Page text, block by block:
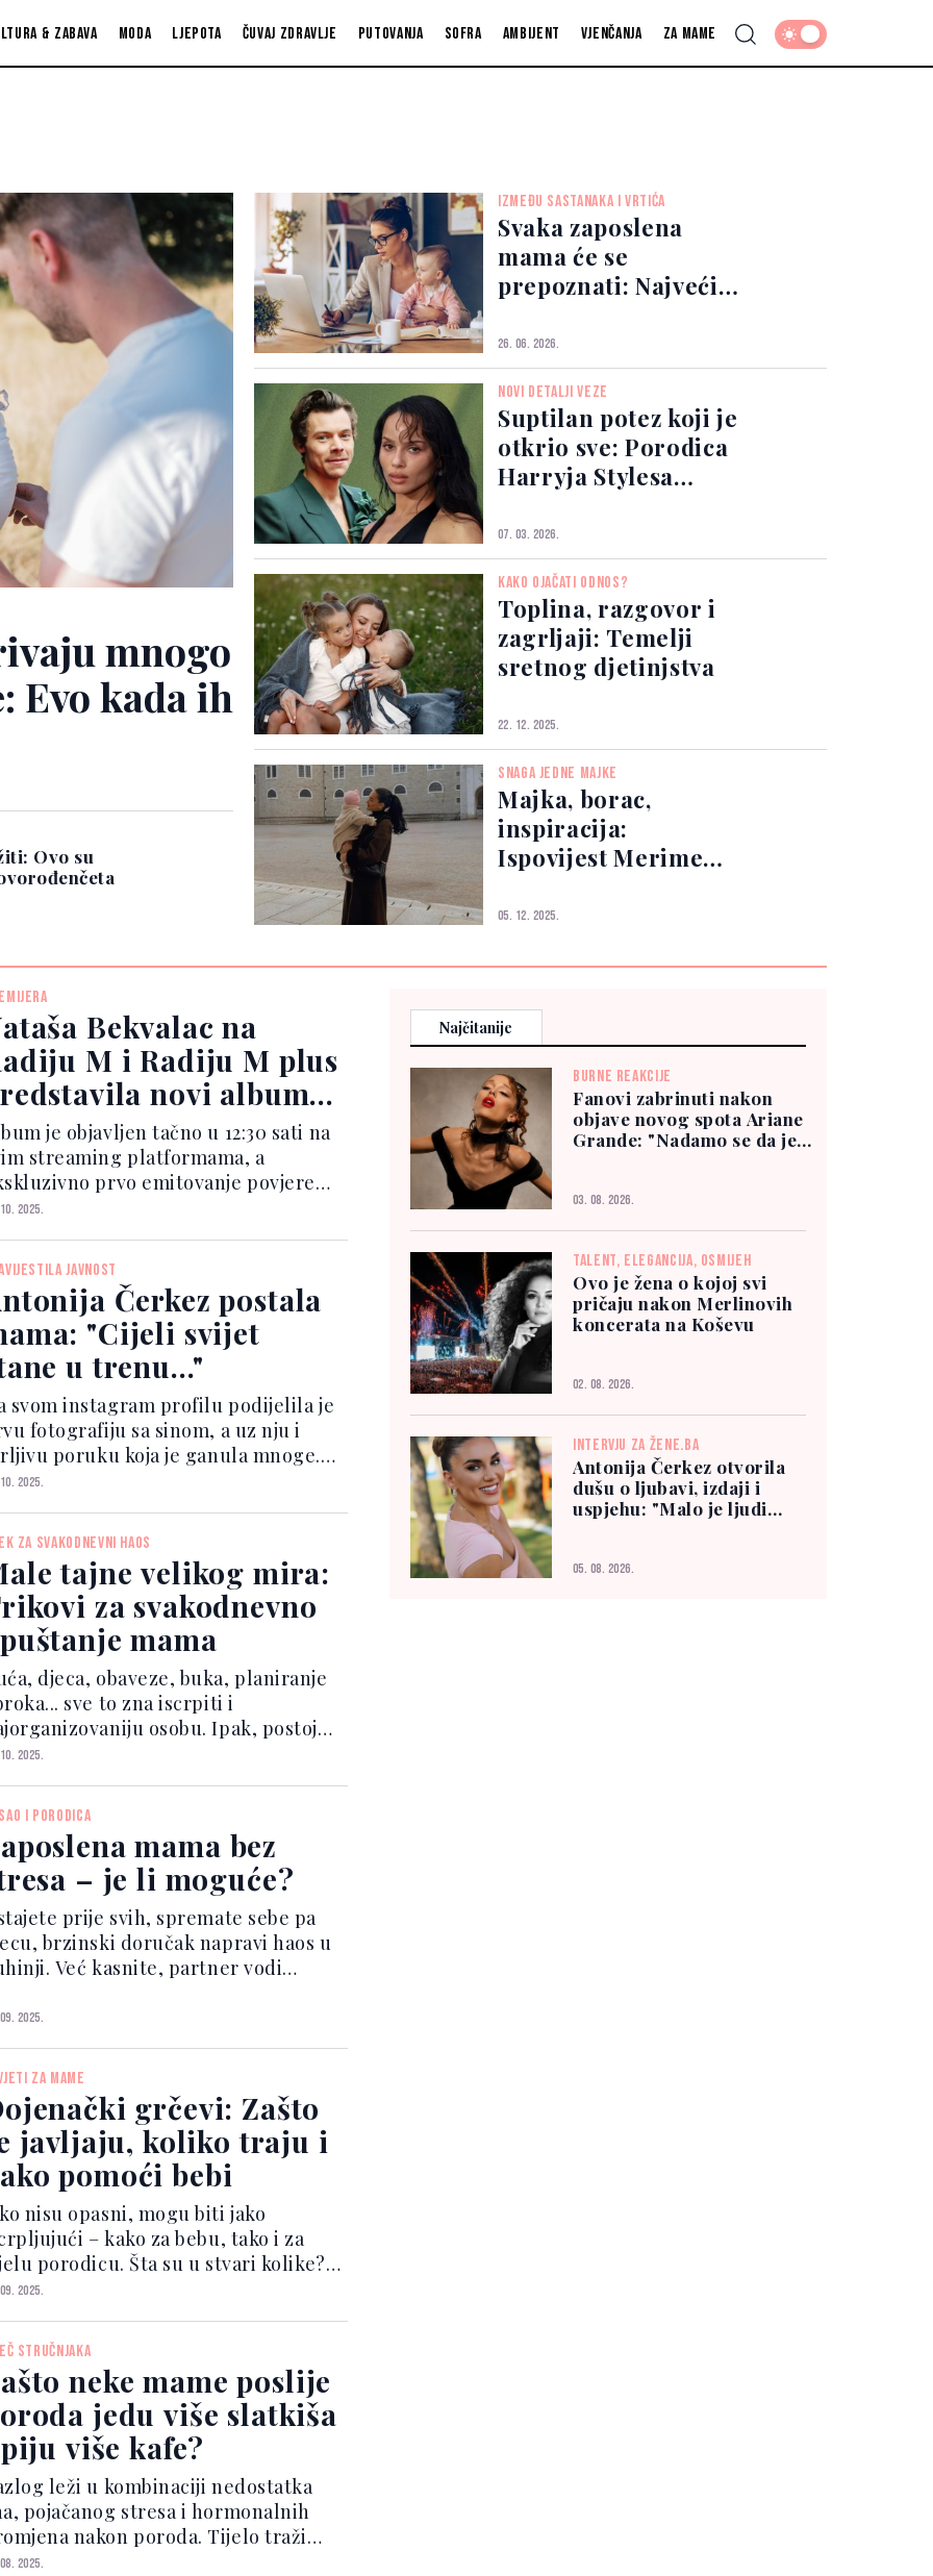
& zabava Moda Ljepota Čuvaj zdravlje Putovanja Sofra Ambijent Vjenčanja Za mame
mnogo
Evo kada ih
Ovo su
IZMEĐU SASTANAKA I VRTIĆA
Svaka zaposlena
mama će se
prepoznati: Najveći
porodiljskog
dopusta
26. 06. 2026.
NOVI DETALJI VEZE
Suptilan potez koji je
otkrio sve: Porodica
Harryja Stylesa
07. 03. 2026.
KAKO OJAČATI ODNOS?
Toplina, razgovor i
zagrljaji: Temelji
sretnog djetinjstva
22. 12. 2025.
SNAGA JEDNE MAJKE
Majka, borac,
inspiracija:
Ispovijest Merime
morate čuti
05. 12. 2025.
Bekvalac na
M i Radiju M plus
novi album
je objavljen tačno u 12:30 sati na
streaming platformama, a
prvo emitovanje povjereno
ovim radio stanicama. Ovaj
ličnu notu i reflektuje njene
iskustva i s...
2025.
JAVNOST
Čerkez postala
"Cijeli svijet
u trenu..."
svom instagram profilu podijelila je
fotografiju sa sinom, a uz nju i
poruku koja je ganula mnoge.
this post on Instagram A post
2025.
ZA SVAKODNEVNI HAOS
tajne velikog mira:
za svakodnevno
mama
djeca, obaveze, buka, planiranje
sve to zna iscrpiti i
osobu. Ipak, postoje
rituali koji mogu donijeti
energiju za dan koji slijedi. 1.
u šoljici č...
2025.
I PORODICA
mama bez
– je li moguće?
prije svih, spremate sebe pa
brzinski doručak napravi haos u
Već kasnite, partner vodi
razmišljate o djeci, onda kući i
druga smjena. Večera, kupanje,
2025.
ZA MAME
grčevi: Zašto
javljaju, koliko traju i
pomoći bebi
nisu opasni, mogu biti jako
– kako za bebu, tako i za
porodicu. Šta su u stvari kolike?
ili dojenački grčevi,
prate bolovi u trbuhu. Najčešće se
u prvim se...
2025.
STRUČNJAKA
neke mame poslije
jedu više slatkiša
više kafe?
leži u kombinaciji nedostatka
pojačanog stresa i hormonalnih
nakon poroda. Tijelo traži
energiju kako bi izdržalo
2025.
Najčitanije
BURNE REAKCIJE
Fanovi zabrinuti nakon
objave novog spota Ariane
Grande: "Nadamo se da je
03. 08. 2026.
TALENT, ELEGANCIJA, OSMIJEH
Ovo je žena o kojoj svi
pričaju nakon Merlinovih
koncerata na Koševu
02. 08. 2026.
INTERVJU ZA ŽENE.BA
Antonija Čerkez otvorila
dušu o ljubavi, izdaji i
uspjehu: "Malo je ljudi
05. 08. 2026.